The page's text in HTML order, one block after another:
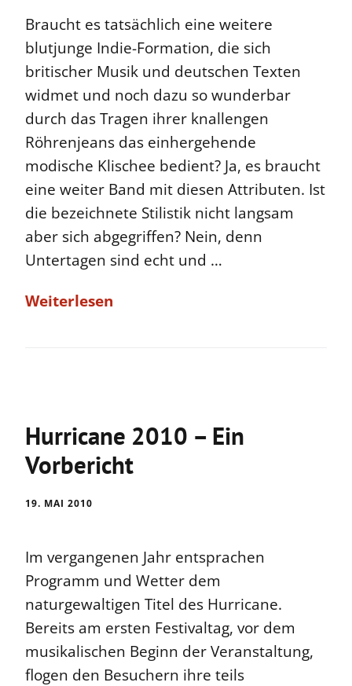
Braucht es tatsächlich eine weitere
blutjunge Indie-Formation, die sich
britischer Musik und deutschen Texten
widmet und noch dazu so wunderbar
durch das Tragen ihrer knallengen
Röhrenjeans das einhergehende
modische Klischee bedient? Ja, es braucht
eine weiter Band mit diesen Attributen. Ist
die bezeichnete Stilistik nicht langsam
aber sich abgegriffen? Nein, denn
Untertagen sind echt und …
Weiterlesen
Hurricane 2010 – Ein
Vorbericht
19. MAI 2010
Im vergangenen Jahr entsprachen
Programm und Wetter dem
naturgewaltigen Titel des Hurricane.
Bereits am ersten Festivaltag, vor dem
musikalischen Beginn der Veranstaltung,
flogen den Besuchern ihre teils